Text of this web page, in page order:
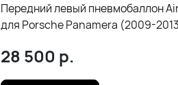
Передний левый пневмобаллон
для Porsche Panamera (2009-
28 500 р.